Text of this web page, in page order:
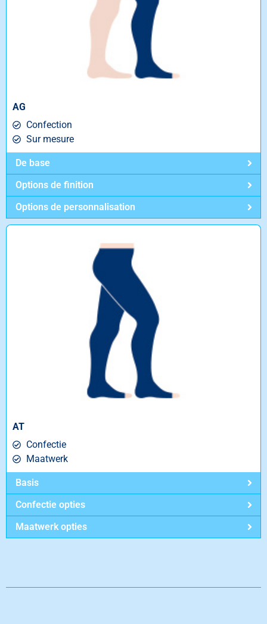
AG
Confection
Sur mesure
De base
Options de finition
Options de personnalisation
AT
Confectie
Maatwerk
Basis
Confectie opties
Maatwerk opties